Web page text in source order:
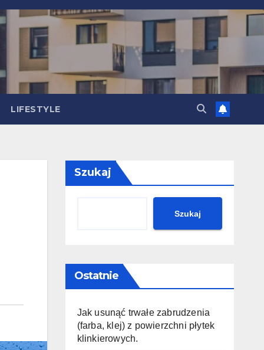
LIFESTYLE
Szukaj
Szukaj
Ostatnie
Jak usunąć trwałe zabrudzenia
(farba, klej) z powierzchni płytek
klinkierowych.